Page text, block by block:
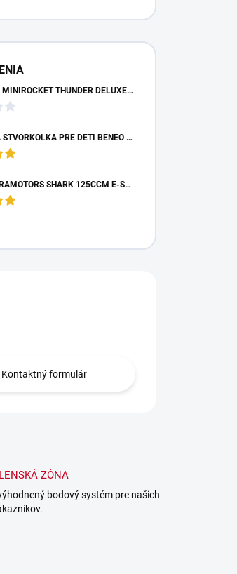
MINICROSS MINIROCKET THUNDER DELUXE 49CCM - MODRÝ
BENZÍNOVÁ ŠTVORKOLKA PRE DETI BENEO MOTORS ADVENTURE MODRÁ - 50CM3
PITBIKE LERAMOTORS SHARK 125CCM E-START 4T 17/14 ZELENÁ
Kontaktný formulár
ZÓNA
bodový systém pre našich